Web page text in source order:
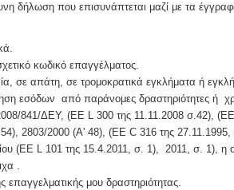
δήλωση που επισυνάπτεται μαζί με τα
κωδικό επαγγέλματος.
σε απάτη, σε τρομοκρατικά εγκλήματα ή
εσόδων από παράνομες δραστηριότητες ή
841/ΔΕΥ, (ΕΕ L 300 της 11.11.2008 σ.42),
2803/2000 (Α' 48), (ΕΕ C 316 της 27.11.1995,
(ΕΕ L 101 της 15.4.2011, σ. 1), 2011, σ. 1), η
.
επαγγελματικής μου δραστηριότητας.